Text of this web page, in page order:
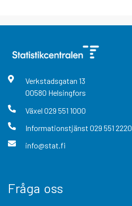
Verkstadsgatan 13
00580 Helsingfors
Växel 029 551 1000
Informationstjänst 029 551 2220
info@stat.fi
Fråga oss